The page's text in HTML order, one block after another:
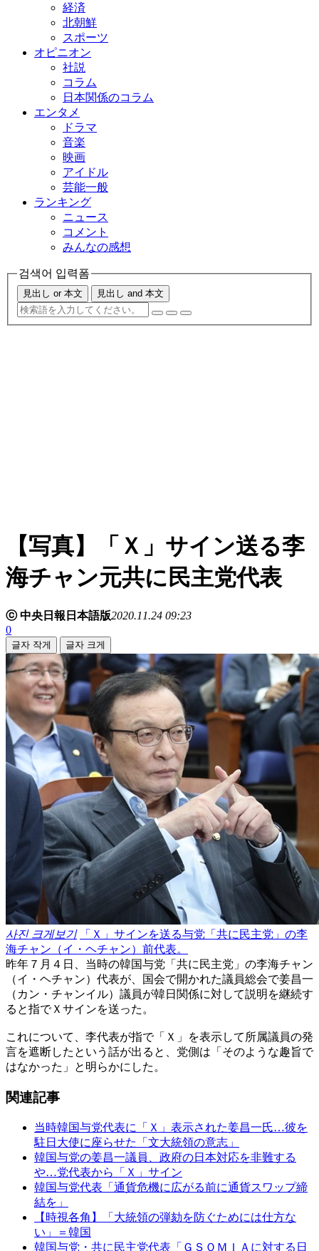
経済
北朝鮮
スポーツ
オピニオン
社説
コラム
日本関係のコラム
エンタメ
ドラマ
音楽
映画
アイドル
芸能一般
ランキング
ニュース
コメント
みんなの感想
검색어 입력폼
見出し or 本文 見出し and 本文
【写真】「Ｘ」サイン送る李
海チャン元共に民主党代表
ⓒ 中央日報日本語版2020.11.24 09:23
0
글자 작게 글자 크게
사진 크게보기
「Ｘ」サインを送る与党「共に民主党」の李
海チャン（イ・ヘチャン）前代表。
昨年７月４日、当時の韓国与党「共に民主党」の李海チャン
（イ・ヘチャン）代表が、国会で開かれた議員総会で姜昌一
（カン・チャンイル）議員が韓日関係に対して説明を継続す
ると指でＸサインを送った。
これについて、李代表が指で「Ｘ」を表示して所属議員の発
言を遮断したという話が出ると、党側は「そのような趣旨で
はなかった」と明らかにした。
関連記事
当時韓国与党代表に「Ｘ」表示された姜昌一氏…彼を
駐日大使に座らせた「文大統領の意志」
韓国与党の姜昌一議員、政府の日本対応を非難する
や…党代表から「Ｘ」サイン
韓国与党代表「通貨危機に広がる前に通貨スワップ締
結を」
【時視各角】「大統領の弾劾を防ぐためには仕方な
い」＝韓国
韓国与党・共に民主党代表「ＧＳＯＭＩＡに対する日